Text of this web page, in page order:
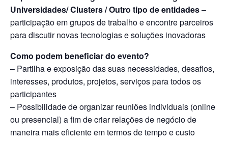
Universidades/ Clusters / Outro tipo de entidades–
participação em grupos de trabalho e encontre parceiros
para discutir novas tecnologias e soluções inovadoras
Como podem beneficiar do evento?
– Partilha e exposição das suas necessidades, desafios,
interesses, produtos, projetos, serviços para todos os
participantes
– Possibilidade de organizar reuniões individuais (online
ou presencial) a fim de criar relações de negócio de
maneira mais eficiente em termos de tempo e custo